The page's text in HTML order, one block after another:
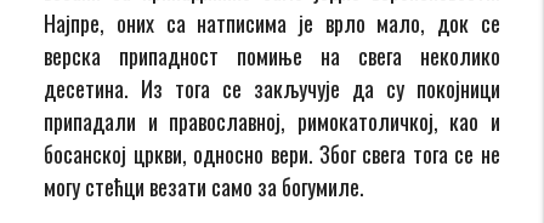
Најпре, оних са натписима је врло мало, док се
верска припадност помиње на свега неколико
десетина. Из тога се закључује да су покојници
припадали и православној, римокатоличкој, као и
босанској цркви, односно вери. Због свега тога се не
могу стећци везати само за богумиле.